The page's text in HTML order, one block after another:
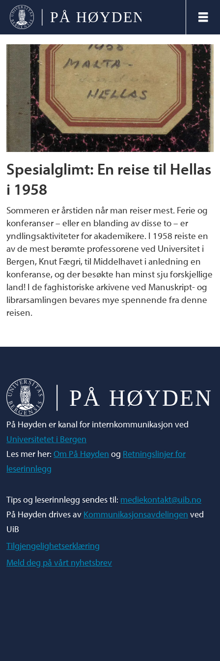
Tag:
knut
fægri
Spesialglimt: En reise til Hellas
i 1958
Sommeren er årstiden når man reiser mest. Ferie og
konferanser – eller en blanding av disse to – er
yndlingsaktiviteter for akademikere. I 1958 reiste en
av de mest berømte professorene ved Universitet i
Bergen, Knut Fægri, til Middelhavet i anledning en
konferanse, og der besøkte han minst sju forskjellige
land! I de faghistoriske arkivene ved Manuskript- og
librarsamlingen bevares mye spennende fra denne
reisen.
På Høyden er kanal for internkommunikasjon ved
Universitetet i Bergen
Les mer her:Om På Høyden og Retningslinjer for
leserinnlegg
Tips og leserinnlegg sendes til: mediekontakt@uib.no
På Høyden drives av Kommunikasjonsavdelingen ved
UiB
Tilgjengelighetserklæring
Meld deg på vårt nyhetsbrev